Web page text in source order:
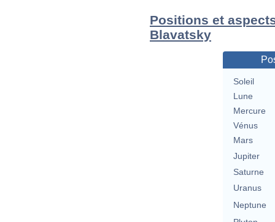
Positions et
Blavatsky
Soleil
Lune
Mercure
Vénus
Mars
Jupiter
Saturne
Uranus
Neptune